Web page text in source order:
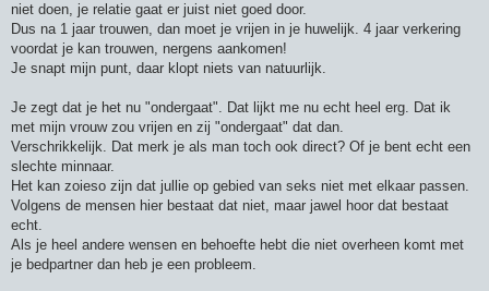
niet doen, je relatie gaat er juist niet goed door.
Dus na 1 jaar trouwen, dan moet je vrijen in je huwelijk. 4 jaar verkering
voordat je kan trouwen, nergens aankomen!
Je snapt mijn punt, daar klopt niets van natuurlijk.
Je zegt dat je het nu "ondergaat". Dat lijkt me nu echt heel erg. Dat ik
met mijn vrouw zou vrijen en zij "ondergaat" dat dan.
Verschrikkelijk. Dat merk je als man toch ook direct? Of je bent echt een
slechte minnaar.
Het kan zoieso zijn dat jullie op gebied van seks niet met elkaar passen.
Volgens de mensen hier bestaat dat niet, maar jawel hoor dat bestaat
echt.
Als je heel andere wensen en behoefte hebt die niet overheen komt met
je bedpartner dan heb je een probleem.